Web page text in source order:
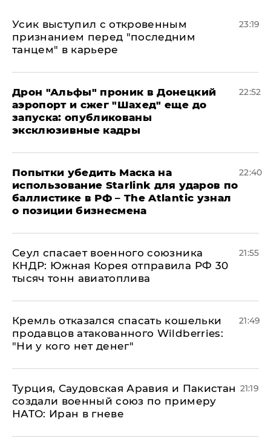
Усик выступил с откровенным
признанием перед "последним
танцем" в карьере
23:19
Дрон "Альфы" проник в Донецкий
аэропорт и сжег "Шахед" еще до
запуска: опубликованы
эксклюзивные кадры
22:52
Попытки убедить Маска на
использование Starlink для ударов по
баллистике в РФ – The Atlantic узнал
о позиции бизнесмена
22:40
​Сеул спасает военного союзника
КНДР: Южная Корея отправила РФ 30
тысяч тонн авиатоплива
21:55
Кремль отказался спасать кошельки
продавцов атакованного Wildberries:
"Ни у кого нет денег"
21:49
Турция, Саудовская Аравия и Пакистан
создали военный союз по примеру
НАТО: Иран в гневе
21:19